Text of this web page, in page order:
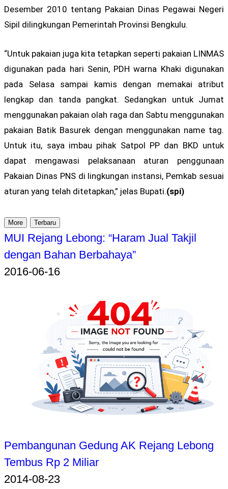
Desember 2010 tentang Pakaian Dinas Pegawai Negeri
Sipil dilingkungan Pemerintah Provinsi Bengkulu.
“Untuk pakaian juga kita tetapkan seperti pakaian LINMAS
digunakan pada hari Senin, PDH warna Khaki digunakan
pada Selasa sampai kamis dengan memakai atribut
lengkap dan tanda pangkat. Sedangkan untuk Jumat
menggunakan pakaian olah raga dan Sabtu menggunakan
pakaian Batik Basurek dengan menggunakan name tag.
Untuk itu, saya imbau pihak Satpol PP dan BKD untuk
dapat mengawasi pelaksanaan aturan penggunaan
Pakaian Dinas PNS di lingkungan instansi, Pemkab sesuai
aturan yang telah ditetapkan,” jelas Bupati.(spi)
More Terbaru
MUI Rejang Lebong: “Haram Jual Takjil
dengan Bahan Berbahaya”
2016-06-16
Pembangunan Gedung AK Rejang Lebong
Tembus Rp 2 Miliar
2014-08-23